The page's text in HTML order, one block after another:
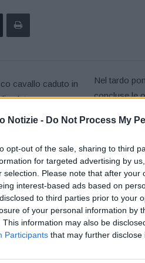
Notizie - Do Not Process My
opt-out of the sale, sharing to third
for targeted advertising by
selection. Please note that after
interest-based ads based on
to third parties prior to your
of your personal information by
This information may also be
Participants that may further disclose
Nel tardo
conclusele
ngo ilsentiero 633del CAI,in
s icurezz . cavallo, in buon o tat
dopoun controlloveterinariosul
telnovo Montieunelicottero